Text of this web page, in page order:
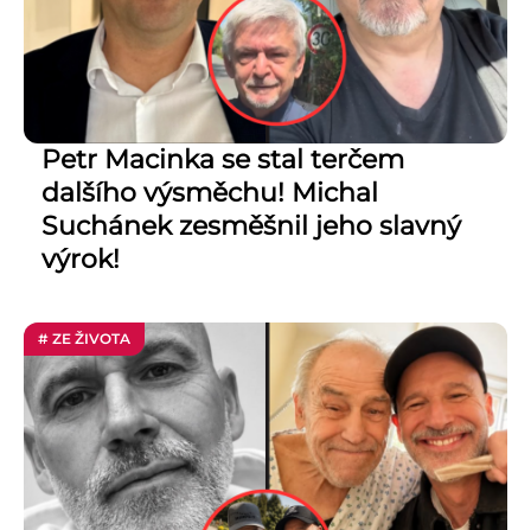
Petr Macinka se stal terčem
dalšího výsměchu! Michal
Suchánek zesměšnil jeho slavný
výrok!
# ZE ŽIVOTA